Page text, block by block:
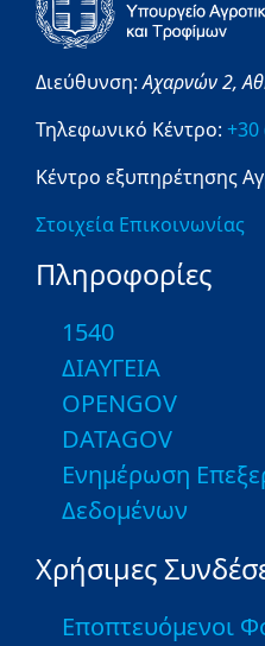
Διεύθυνση:Αχαρνών 2,
Τηλεφωνικό Κέντρο: +30
Κέντρο εξυπηρέτησης
Στοιχεία Επικοινωνίας
Πληροφορίες
1540
ΔΙΑΥΓΕΙΑ
OPENGOV
DATAGOV
Ενημέρωση
Δεδομένων
Χρήσιμες
Εποπτευόμενοι